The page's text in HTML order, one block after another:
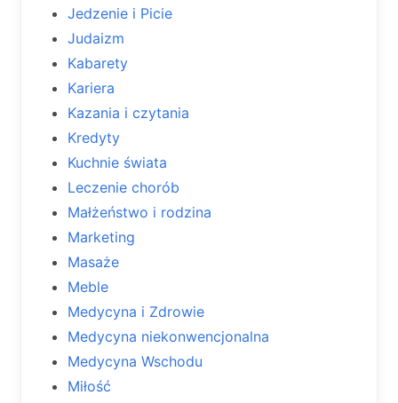
Jedzenie i Picie
Judaizm
Kabarety
Kariera
Kazania i czytania
Kredyty
Kuchnie świata
Leczenie chorób
Małżeństwo i rodzina
Marketing
Masaże
Meble
Medycyna i Zdrowie
Medycyna niekonwencjonalna
Medycyna Wschodu
Miłość